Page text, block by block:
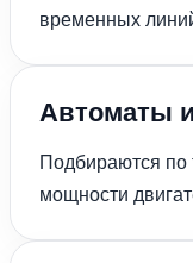
временных
Автоматы
Подбираются по
мощности